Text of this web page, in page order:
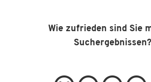
Wie zufrieden sind Sie
Suchergebnissen?